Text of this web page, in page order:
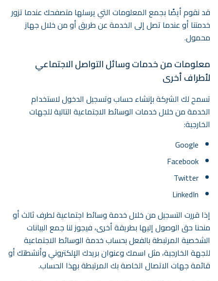
قد نقوم أيضًا بجمع المعلومات التي يرسلها متصفحك عندما تزور
خدمتنا أو عندما تصل إلى الخدمة عن طريق أو من خلال جهاز
محمول.
معلومات من خدمات وسائل التواصل الاجتماعي
لأطراف أخرى
تسمح لك الشركة بإنشاء حساب وتسجيل الدخول لاستخدام
الخدمة من خلال خدمات الوسائط الاجتماعية التالية للجهات
الخارجية:
Google
Facebook
Twitter
LinkedIn
إذا قررت التسجيل من خلال خدمة وسائط اجتماعية لطرف ثالث أو
منحنا حق الوصول إليها بطريقة أخرى، فيجوز لنا جمع البيانات
الشخصية المرتبطة بالفعل بحساب خدمة الوسائط الاجتماعية
للجهة الخارجية، مثل اسمك وعنوان بريدك الإلكتروني وأنشطتك أو
قائمة جهات الاتصال الخاصة بك المرتبطة بهذا الحساب.